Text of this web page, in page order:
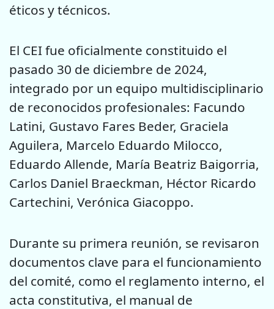
éticos y técnicos.
El CEI fue oficialmente constituido el
pasado 30 de diciembre de 2024,
integrado por un equipo multidisciplinario
de reconocidos profesionales: Facundo
Latini, Gustavo Fares Beder, Graciela
Aguilera, Marcelo Eduardo Milocco,
Eduardo Allende, María Beatriz Baigorria,
Carlos Daniel Braeckman, Héctor Ricardo
Cartechini, Verónica Giacoppo.
Durante su primera reunión, se revisaron
documentos clave para el funcionamiento
del comité, como el reglamento interno, el
acta constitutiva, el manual de